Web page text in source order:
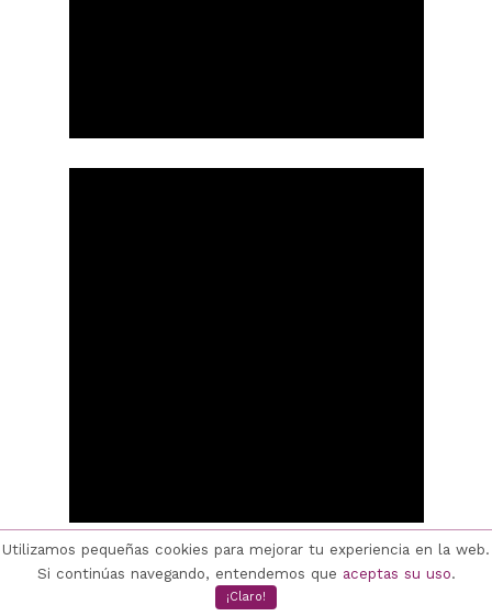
Utilizamos pequeñas cookies para mejorar tu experiencia en la web.
Si continúas navegando, entendemos que aceptas su uso.
¡Claro!